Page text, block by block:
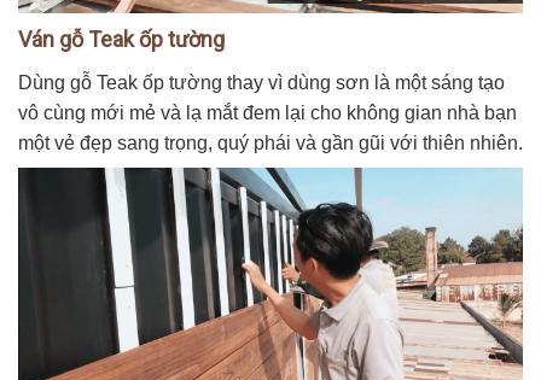
Ván gỗ Teak ốp tường
Dùng gỗ Teak ốp tường thay vì dùng sơn là một sáng tạo
vô cùng mới mẻ và lạ mắt đem lại cho không gian nhà bạn
một vẻ đẹp sang trọng, quý phái và gần gũi với thiên nhiên.